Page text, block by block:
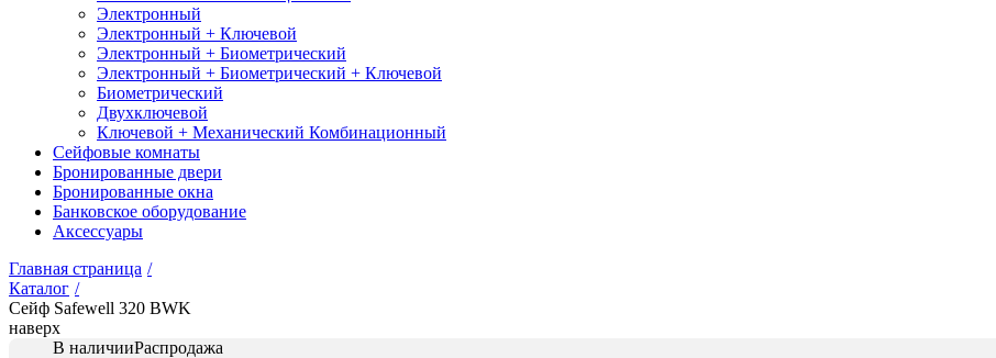
Электронный
Электронный + Ключевой
Электронный + Биометрический
Электронный + Биометрический + Ключевой
Биометрический
Двухключевой
Ключевой + Механический Комбинационный
Сейфовые комнаты
Бронированные двери
Бронированные окна
Банковское оборудование
Аксессуары
Главная страница /
Каталог /
Сейф Safewell 320 BWK
наверх
В наличииРаспродажа